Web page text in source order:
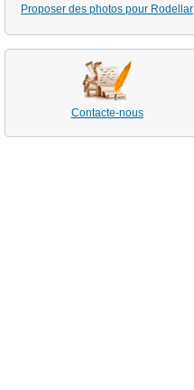
Proposer des photos pour Rodellar
Contacte-nous